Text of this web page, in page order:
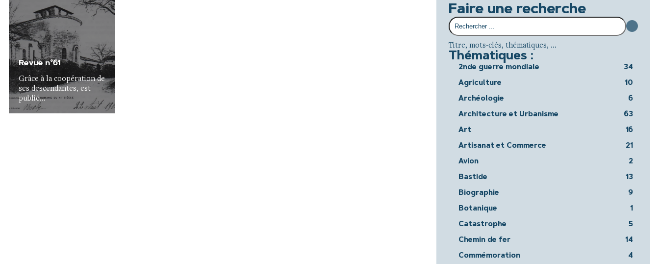
Faire une recherche
Titre, mots-clés, thématiques, ...
Thématiques :
2nde guerre mondiale 34
Agriculture 10
Archéologie 6
Architecture et Urbanisme 63
Art 16
Artisanat et Commerce 21
Avion 2
Bastide 13
Biographie 9
Botanique 1
Catastrophe 5
Chemin de fer 14
Commémoration 4
Revue n°61
Grâce à la coopération de
ses descendantes, est
publié...